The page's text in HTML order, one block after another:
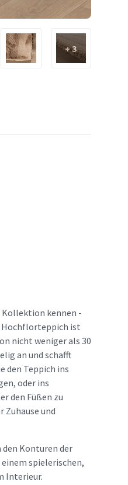
+ 3
Kollektion kennen -
Hochflorteppich ist
nicht weniger als 30
an und schafft
den Teppich ins
oder ins
den Füßen zu
Zuhause und
den Konturen der
spielerischen,
Interieur.